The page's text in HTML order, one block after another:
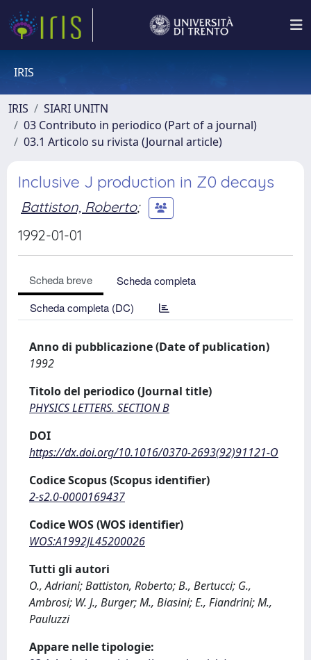
IRIS
IRIS
SIARI UNITN
03 Contributo in periodico (Part of a journal)
03.1 Articolo su rivista (Journal article)
Inclusive J production in Z0 decays
Battiston, Roberto;
1992-01-01
Scheda breve
Scheda completa
Scheda completa (DC)
Anno di pubblicazione (Date of publication)
1992
Titolo del periodico (Journal title)
PHYSICS LETTERS. SECTION B
DOI
https://dx.doi.org/10.1016/0370-2693(92)91121-O
Codice Scopus (Scopus identifier)
2-s2.0-0000169437
Codice WOS (WOS identifier)
WOS:A1992JL45200026
Tutti gli autori
O., Adriani; Battiston, Roberto; B., Bertucci; G.,
Ambrosi; W. J., Burger; M., Biasini; E., Fiandrini; M.,
Pauluzzi
Appare nelle tipologie: